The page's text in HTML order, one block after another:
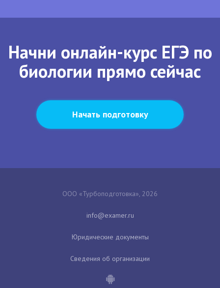
Начни онлайн-курс ЕГЭ по
биологии прямо сейчас
Начать подготовку
ООО «Турбоподготовка», 2026
Юридические документы
Сведения об организации